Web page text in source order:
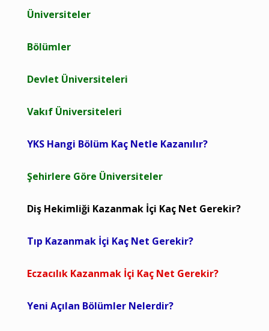
Üniversiteler
Bölümler
Devlet Üniversiteleri
Vakıf Üniversiteleri
YKS Hangi Bölüm Kaç Netle Kazanılır?
Şehirlere Göre Üniversiteler
Diş Hekimliği Kazanmak İçi Kaç Net Gerekir?
Tıp Kazanmak İçi Kaç Net Gerekir?
Eczacılık Kazanmak İçi Kaç Net Gerekir?
Yeni Açılan Bölümler Nelerdir?